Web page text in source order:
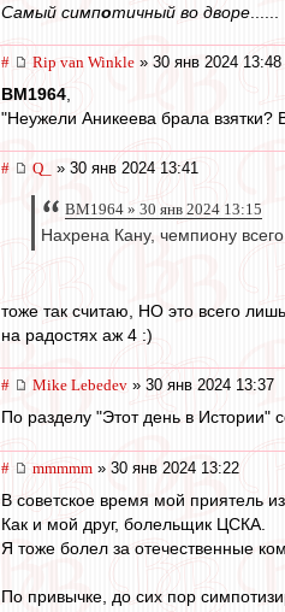
Самый симпотичный во дворе......
# Rip van Winkle » 30 янв 2024 13:48
BM1964
"Неужели Аникеева брала взятки?
# Q_ » 30 янв 2024 13:41
BM1964 » 30 янв 2024 13:15
Нахрена Кану, чемпиону
тоже так считаю, НО это всего
на радостях аж 4 :)
# Mike Lebedev » 30 янв 2024 13:37
По разделу "Этот день в Истории"
# mmmmm » 30 янв 2024 13:22
В советское время мой приятель
Как и мой друг, болельщик ЦСКА.
Я тоже болел за отечественные
По привычке, до сих пор